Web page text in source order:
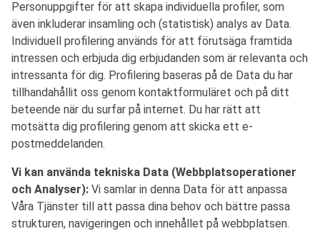
Personuppgifter för att skapa individuella profiler, som
även inkluderar insamling och (statistisk) analys av Data.
Individuell profilering används för att förutsäga framtida
intressen och erbjuda dig erbjudanden som är relevanta och
intressanta för dig. Profilering baseras på de Data du har
tillhandahållit oss genom kontaktformuläret och på ditt
beteende när du surfar på internet. Du har rätt att
motsätta dig profilering genom att skicka ett e-
postmeddelanden.
Vi kan använda tekniska Data (Webbplatsoperationer
och Analyser): Vi samlar in denna Data för att anpassa
Våra Tjänster till att passa dina behov och bättre passa
strukturen, navigeringen och innehållet på webbplatsen.